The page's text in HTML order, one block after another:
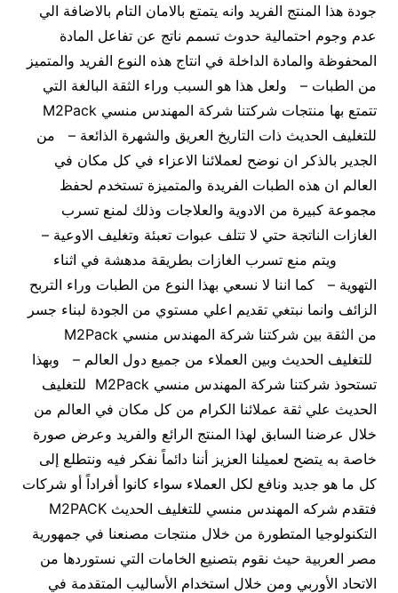
جودة هذا المنتج الفريد وانه يتمتع بالامان التام بالاضافة الي
عدم وجوم احتمالية حدوث تسمم ناتج عن تفاعل المادة
المحفوظة والمادة الداخلة في انتاج هذه النوع الفريد والمتميز
من الطبات – ولعل هذا هو السبب وراء الثقة البالغة التي
تتمتع بها منتجات شركتنا شركة المهندس منسي M2Pack
للتغليف الحديث ذات التاريخ العريق والشهرة الذائعة – من
الجدير بالذكر ان نوضح لعملائنا الاعزاء في كل مكان في
العالم ان هذه الطبات الفريدة والمتميزة تستخدم لحفظ
مجموعة كبيرة من الادوية والعلاجات وذلك لمنع تسرب
الغازات الناتجة حتي لا تتلف عبوات تعبئة وتغليف الاوعية –
ويتم منع تسرب الغازات بطريقة مدهشة في اثناء
التهوية – كما اننا لا نسعي بهذا النوع من الطبات وراء التربح
الزائف وانما نبتغي تقديم اعلي مستوي من الجودة لبناء جسر
من الثقة بين شركتنا شركة المهندس منسي M2Pack
للتغليف الحديث وبين العملاء من جميع دول العالم – وبهذا
تستحوذ شركتنا شركة المهندس منسي M2Pack للتغليف
الحديث علي ثقة عملائنا الكرام من كل مكان في العالم من
خلال عرضنا السابق لهذا المنتج الرائع والفريد وعرض صورة
خاصة به يتضح لعميلنا العزيز أننا دائماً نفكر فيه ونتطلع إلى
كل ما هو جديد ونافع لكل العملاء سواء كانوا أفراداً أو شركات
فتقدم شركه المهندس منسي للتغليف الحديث M2PACK
التكنولوجيا المتطورة من خلال منتجات مصنعنا في جمهورية
مصر العربية حيث نقوم بتصنيع الخامات التي نستوردها من
الاتحاد الأوربي ومن خلال استخدام الأساليب المتقدمة في